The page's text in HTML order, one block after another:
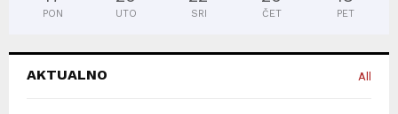
PON UTO SRI ČET PET
AKTUALNO All